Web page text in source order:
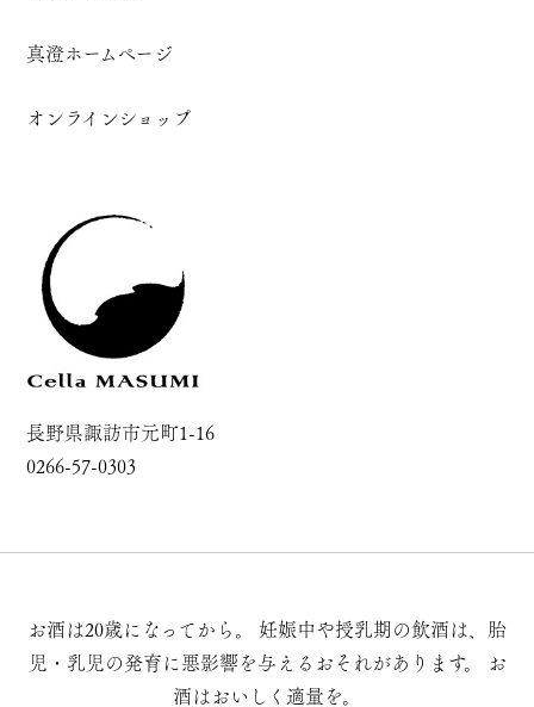
真澄ホームページ
オンラインショップ
長野県諏訪市元町1-16
0266-57-0303
お酒は20歳になってから。
妊娠中や授乳期の飲酒は、胎
児・乳児の発育に悪影響を与えるおそれがあります。
お
酒はおいしく適量を。